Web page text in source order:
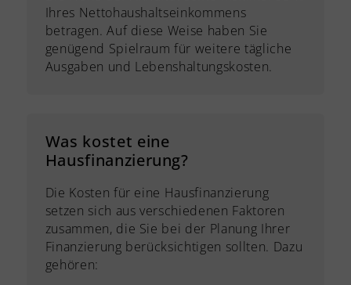
Ihres Nettohaushaltseinkommens
betragen. Auf diese Weise haben Sie
genügend Spielraum für weitere tägliche
Ausgaben und Lebenshaltungskosten.
Was kostet eine
Hausfinanzierung?
Die Kosten für eine Hausfinanzierung
setzen sich aus verschiedenen Faktoren
zusammen, die Sie bei der Planung Ihrer
Finanzierung berücksichtigen sollten. Dazu
gehören: